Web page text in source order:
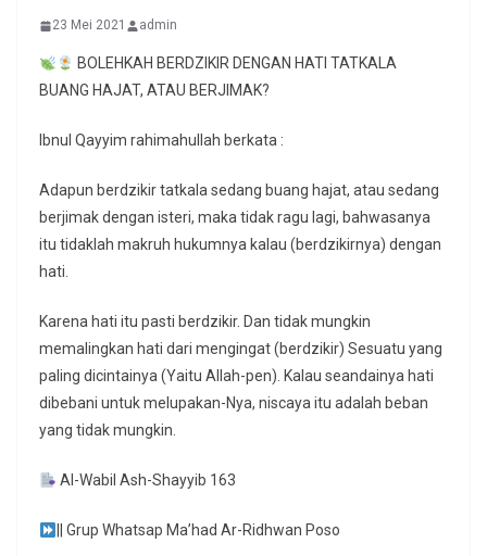
23 Mei 2021 admin
BOLEHKAH BERDZIKIR DENGAN HATI TATKALA
BUANG HAJAT, ATAU BERJIMAK?
Ibnul Qayyim rahimahullah berkata :
Adapun berdzikir tatkala sedang buang hajat, atau sedang
berjimak dengan isteri, maka tidak ragu lagi, bahwasanya
itu tidaklah makruh hukumnya kalau (berdzikirnya) dengan
hati.
Karena hati itu pasti berdzikir. Dan tidak mungkin
memalingkan hati dari mengingat (berdzikir) Sesuatu yang
paling dicintainya (Yaitu Allah-pen). Kalau seandainya hati
dibebani untuk melupakan-Nya, niscaya itu adalah beban
yang tidak mungkin.
Al-Wabil Ash-Shayyib 163
|| Grup Whatsap Ma’had Ar-Ridhwan Poso